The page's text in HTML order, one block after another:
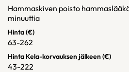
Hammaskiven poisto
minuuttia
Hinta (€)
63-262
Hinta Kela-korvauksen jälkeen (€)
43-222